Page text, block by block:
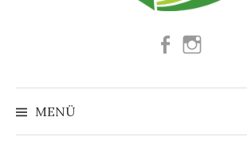
Facebook
MENÜ